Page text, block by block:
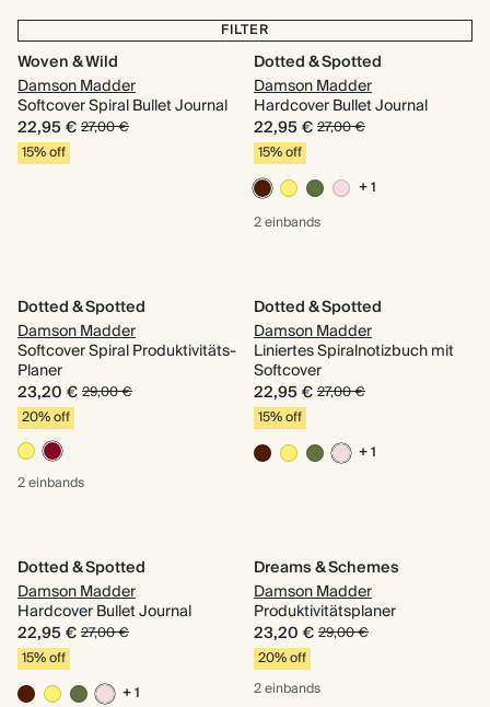
FILTER
Woven & Wild
Damson Madder
Softcover Spiral Bullet Journal
22,95 €27,00 €
15% off
Dotted & Spotted
Damson Madder
Hardcover Bullet Journal
22,95 €27,00 €
15% off
+ 1
2 einbands
Dotted & Spotted
Damson Madder
Softcover Spiral Produktivitäts-
Planer
23,20 €29,00 €
20% off
2 einbands
Dotted & Spotted
Damson Madder
Liniertes Spiralnotizbuch mit
Softcover
22,95 €27,00 €
15% off
+ 1
Dotted & Spotted
Damson Madder
Hardcover Bullet Journal
22,95 €27,00 €
15% off
+ 1
Dreams & Schemes
Damson Madder
Produktivitätsplaner
23,20 €29,00 €
20% off
2 einbands